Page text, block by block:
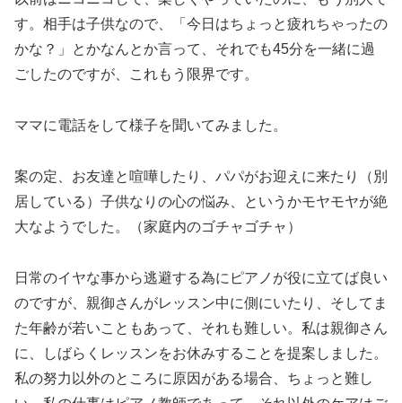
す。相手は子供なので、「今日はちょっと疲れちゃったの
かな？」とかなんとか言って、それでも45分を一緒に過
ごしたのですが、これもう限界です。
ママに電話をして様子を聞いてみました。
案の定、お友達と喧嘩したり、パパがお迎えに来たり（別
居している）子供なりの心の悩み、というかモヤモヤが絶
大なようでした。（家庭内のゴチャゴチャ）
日常のイヤな事から逃避する為にピアノが役に立てば良い
のですが、親御さんがレッスン中に側にいたり、そしてま
た年齢が若いこともあって、それも難しい。私は親御さん
に、しばらくレッスンをお休みすることを提案しました。
私の努力以外のところに原因がある場合、ちょっと難し